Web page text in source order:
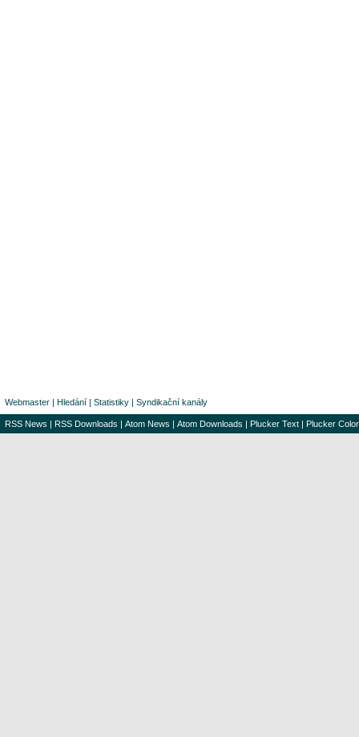
Webmaster | Hledání | Statistiky | Syndikační kanály
RSS News | RSS Downloads | Atom News | Atom Downloads | Plucker Text | Plucker Color